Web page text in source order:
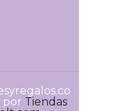
por Tiendas